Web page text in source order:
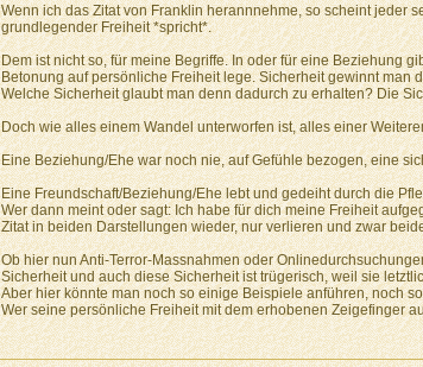
Wenn ich das Zitat von Franklin herannnehme, so scheint jeder
grundlegender Freiheit *spricht*.
Dem ist nicht so, für meine Begriffe. In oder für eine Beziehung
Betonung auf persönliche Freiheit lege. Sicherheit gewinnt man
Welche Sicherheit glaubt man denn dadurch zu erhalten? Die
Doch wie alles einem Wandel unterworfen ist, alles einer
Eine Beziehung/Ehe war noch nie, auf Gefühle bezogen, eine
Eine Freundschaft/Beziehung/Ehe lebt und gedeiht durch die
Wer dann meint oder sagt: Ich habe für dich meine Freiheit
Zitat in beiden Darstellungen wieder, nur verlieren und zwar
Ob hier nun Anti-Terror-Massnahmen oder
Sicherheit und auch diese Sicherheit ist trügerisch, weil sie
Aber hier könnte man noch so einige Beispiele anführen, noch
Wer seine persönliche Freiheit mit dem erhobenen Zeigefinger